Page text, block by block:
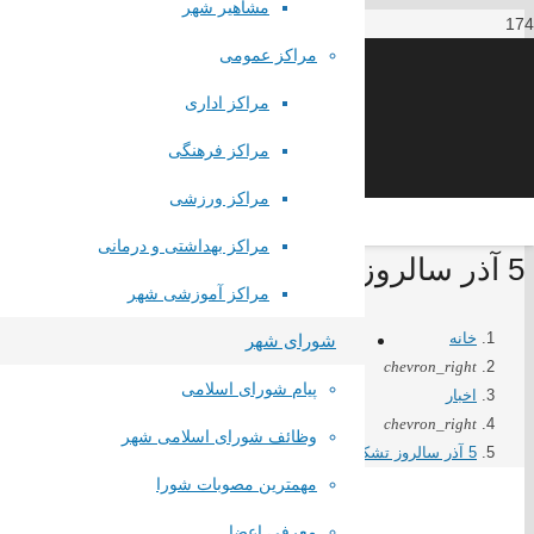
مشاهیر شهر
مراکز عمومی
مراکز اداری
مراکز فرهنگی
مراکز ورزشی
مراکز بهداشتی و درمانی
مراکز آموزشی شهر
شورای شهر
پیام شورای اسلامی
وظائف شورای اسلامی شهر
مهمترین مصوبات شورا
5 آذر سالروز تشکیل بسیج مستضعفین به فرمان امام خمینی (ره) و روز بسیج
خانه
chevron_right
اخبار
chevron_right
5 آذر سالروز تشکیل بسیج مستضعفین به فرمان امام خمینی (ره) و روز بسیج